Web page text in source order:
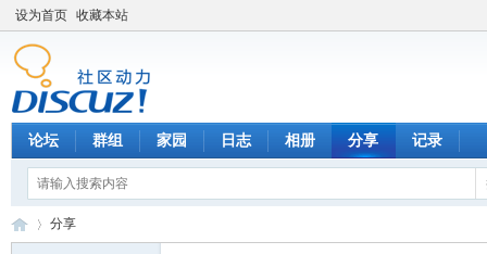
设为首页 收藏本站
论坛 群组 家园 日志 相册 分享 记录
分享